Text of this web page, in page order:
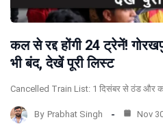
कल से रद्द होंगी 24 ट्रेनें!
भी बंद, देखें पूरी लिस्ट
Cancelled Train List: 1 दिसंबर से ठंड और
By Prabhat Singh Nov